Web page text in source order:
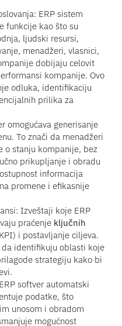
ERP sistem
funkcije kao što su
ljudski resursi,
menadžeri, vlasnici,
dobijaju celovit
kompanije. Ovo
odluka, identifikaciju
prilika za
omogućava generisanje
To znači da menadžeri
o stanju kompanije, bez
prikupljanje i obradu
informacija
promene i efikasnije
Izveštaji koje ERP
praćenje ključnih
i postavljanje ciljeva.
identifikuju oblasti koje
strategiju kako bi
softver automatski
podatke, što
unosom i obradom
mogućnost